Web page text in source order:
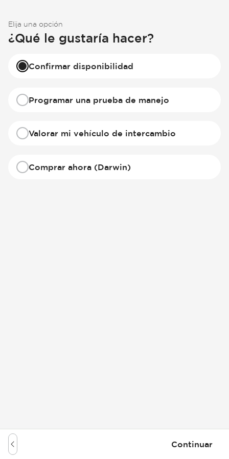
Elija una opción
¿Qué le gustaría hacer?
Confirmar disponibilidad
Programar una prueba de manejo
Valorar mi vehículo de intercambio
Comprar ahora (Darwin)
Continuar